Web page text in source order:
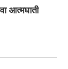
आत्मघाती